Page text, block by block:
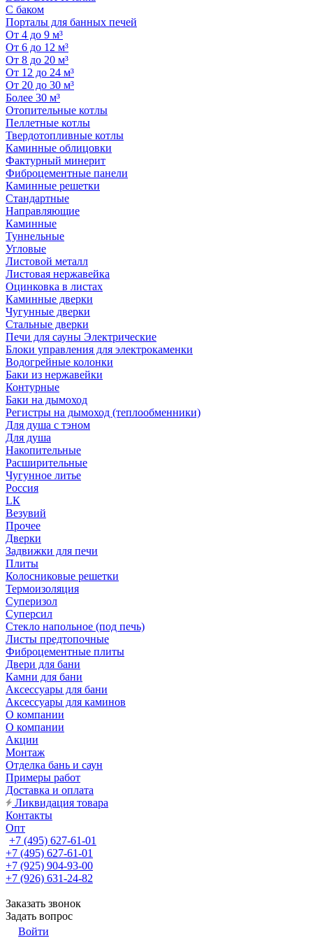
С баком
Порталы для банных печей
От 4 до 9 м³
От 6 до 12 м³
От 8 до 20 м³
От 12 до 24 м³
От 20 до 30 м³
Более 30 м³
Отопительные котлы
Пеллетные котлы
Твердотопливные котлы
Каминные облицовки
Фактурный минерит
Фиброцементные панели
Каминные решетки
Стандартные
Направляющие
Каминные
Туннельные
Угловые
Листовой металл
Листовая нержавейка
Оцинковка в листах
Каминные дверки
Чугунные дверки
Стальные дверки
Печи для сауны Электрические
Блоки управления для электрокаменки
Водогрейные колонки
Баки из нержавейки
Контурные
Баки на дымоход
Регистры на дымоход (теплообменники)
Для душа с тэном
Для душа
Накопительные
Расширительные
Чугунное литье
Россия
LК
Везувий
Прочее
Дверки
Задвижки для печи
Плиты
Колосниковые решетки
Термоизоляция
Суперизол
Суперсил
Стекло напольное (под печь)
Листы предтопочные
Фиброцементные плиты
Двери для бани
Камни для бани
Аксессуары для бани
Аксессуары для каминов
О компании
О компании
Акции
Монтаж
Отделка бань и саун
Примеры работ
Доставка и оплата
Ликвидация товара
Контакты
Опт
+7 (495) 627-61-01
+7 (495) 627-61-01
+7 (925) 904-93-00
+7 (926) 631-24-82
Заказать звонок
Задать вопрос
Войти